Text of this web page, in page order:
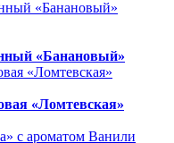
«Банановый»
«Ломтевская»